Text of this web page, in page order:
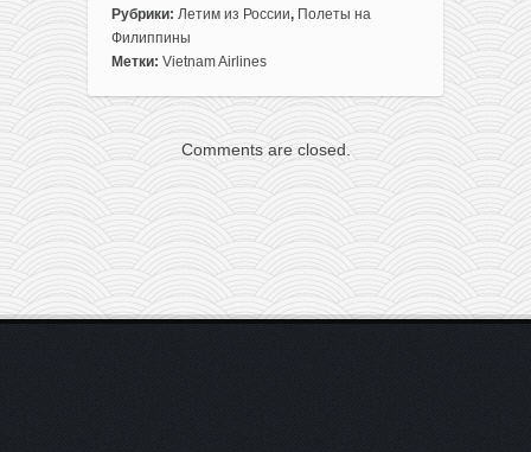
записи
Почти
2
на
Филиппинах
всего
426€
(перелеты
из
Москвы
Рубрики: Летим из России, Полеты на
Филиппины
Метки: Vietnam Airlines
Comments are closed.